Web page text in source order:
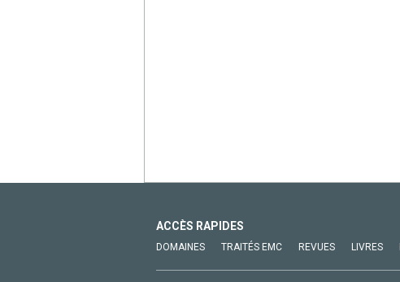
ACCÈS RAPIDES
DOMAINES TRAITÉS EMC REVUES LIVRES